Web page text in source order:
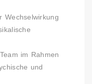
Wechselwirkung
im Rahmen
und